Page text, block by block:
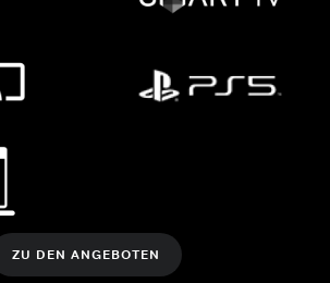
ZU DEN ANGEBOTEN